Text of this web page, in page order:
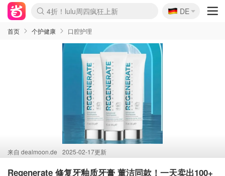
Boticinal 夏促开抢！
4折！lulu周四疯狂上新
还没结束！&OtherStories大促
Joybuy变相75折 随时失效
速领！Stanley独家85折
疑似霸哥！Camper额外叠85折
Zalando 奥莱闪促！每日更新
Moncler反季囤！5折起+叠9折
Coach Brooklyn仅€192
🇩🇪
DE
首页 个护健康 口腔护理
来自 dealmoon.de 2025-02-17更新
Regenerate 修复牙釉质牙膏 董洁同款！一天卖出100+